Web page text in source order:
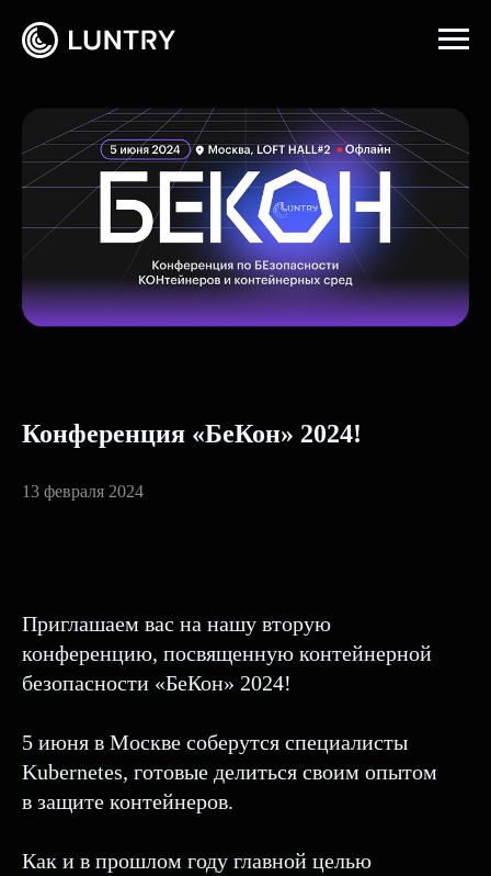
Главная → События
Конференция «БеКон» 2024!
13 февраля 2024
Приглашаем вас на нашу вторую
конференцию, посвященную контейнерной
безопасности «БеКон» 2024!
5 июня в Москве соберутся специалисты
Kubernetes, готовые делиться своим опытом
в защите контейнеров.
Как и в прошлом году главной целью